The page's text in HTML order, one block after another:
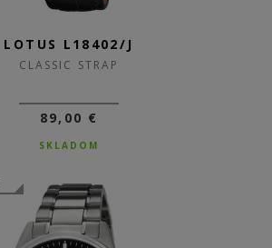
LOTUS L18402/J
CLASSIC STRAP
89,00 €
SKLADOM